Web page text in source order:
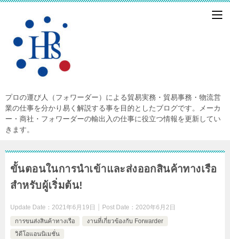
プロの運び人（フォワーダー）による貿易実務・貿易事務・物流営
業の仕事を分かり易く解説する事を目的としたブログです。メーカ
ー・商社・フォワーダーの輸出入の仕事に役立つ情報を更新してい
きます。
ขั้นตอนในการนำเข้าและส่งออกสินค้าทางเรือ
สำหรับผู้เริ่มต้น!
Update Date： 2021年6月19日 Post Date： 2020年6月2日
การขนส่งสินค้าทางเรือ
งานที่เกี่ยวข้องกับ Forwarder
วิดีโอแอนนิเมชั่น